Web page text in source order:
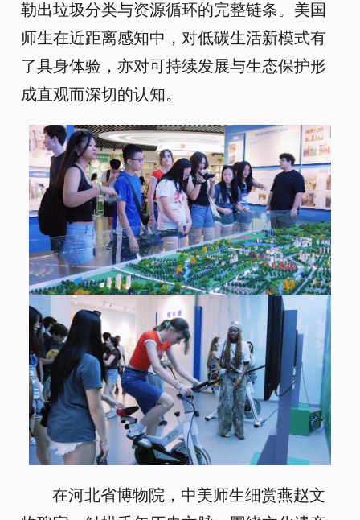
勒出垃圾分类与资源循环的完整链条。美国
师生在近距离感知中，对低碳生活新模式有
了具身体验，亦对可持续发展与生态保护形
成直观而深切的认知。
在河北省博物院，中美师生细赏燕赵文